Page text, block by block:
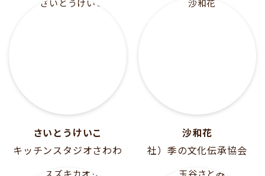
さいとうけいこ
キッチンスタジオさわわ
沙和花
社）季の文化伝承協会